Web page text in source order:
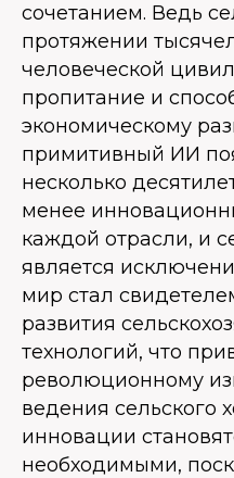
сочетанием. Ведь
протяжении
человеческой
пропитание и
экономическому
примитивный ИИ
несколько
менее
каждой отрасли, и
является
мир стал
развития
технологий, что
революционному
ведения сельского
инновации
необходимыми,